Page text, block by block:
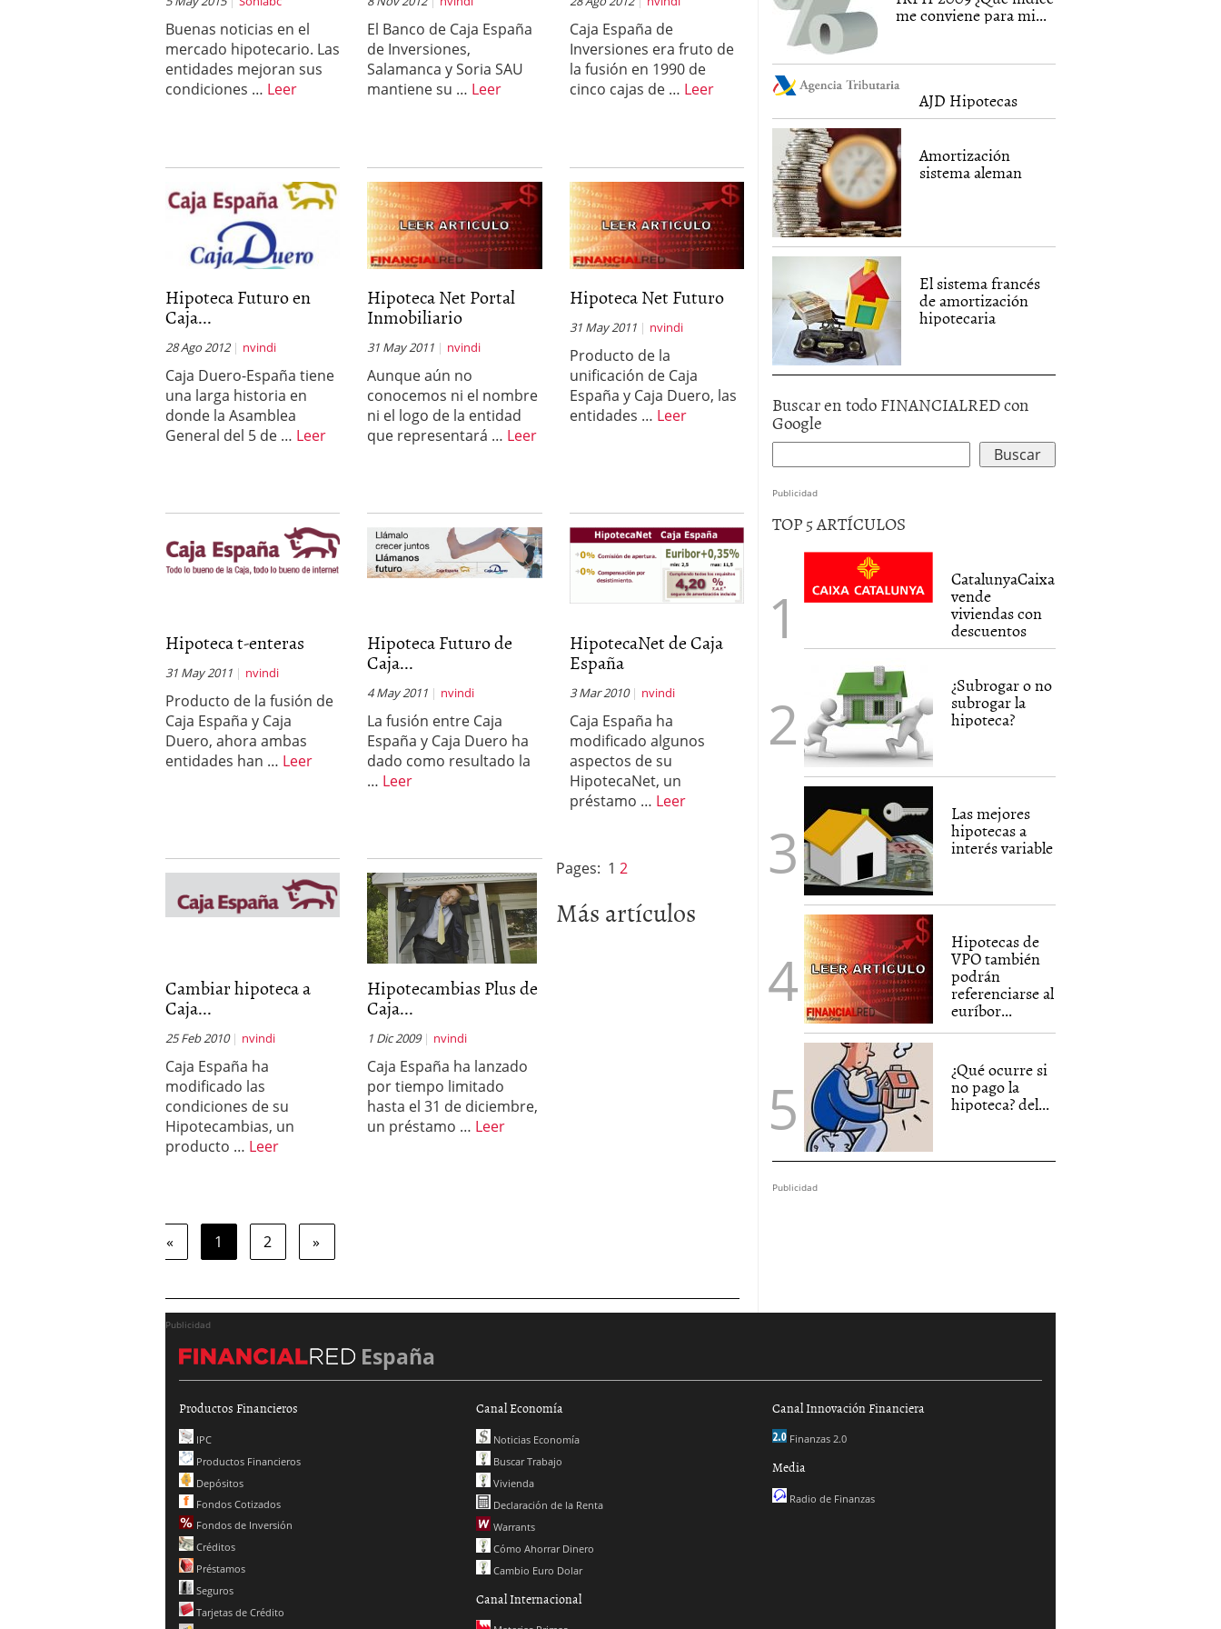
Buenas noticias en el
mercado hipotecario. Las
entidades mejoran sus
condiciones … Leer
El Banco de Caja España
de Inversiones,
Salamanca y Soria SAU
mantiene su … Leer
Caja España de
Inversiones era fruto de
la fusión en 1990 de
cinco cajas de … Leer
Hipoteca Futuro en
Caja...
28 Ago 2012 nvindi
Caja Duero-España tiene
una larga historia en
donde la Asamblea
General del 5 de … Leer
Hipoteca Net Portal
Inmobiliario
31 May 2011 nvindi
Aunque aún no
conocemos ni el nombre
ni el logo de la entidad
que representará … Leer
Hipoteca Net Futuro
31 May 2011 nvindi
Producto de la
unificación de Caja
España y Caja Duero, las
entidades … Leer
Hipoteca t-enteras
31 May 2011 nvindi
Producto de la fusión de
Caja España y Caja
Duero, ahora ambas
entidades han … Leer
Hipoteca Futuro de
Caja...
4 May 2011 nvindi
La fusión entre Caja
España y Caja Duero ha
dado como resultado la
… Leer
HipotecaNet de Caja
España
3 Mar 2010 nvindi
Caja España ha
modificado algunos
aspectos de su
HipotecaNet, un
préstamo … Leer
Cambiar hipoteca a
Caja...
25 Feb 2010 nvindi
Caja España ha
modificado las
condiciones de su
Hipotecambias, un
producto … Leer
Hipotecambias Plus de
Caja...
1 Dic 2009 nvindi
Caja España ha lanzado
por tiempo limitado
hasta el 31 de diciembre,
un préstamo … Leer
Pages: 1 2
Más artículos
« 1 2 »
me conviene para mi...
AJD Hipotecas
Amortización
sistema aleman
El sistema francés
de amortización
hipotecaria
Buscar en todo FINANCIALRED con
Google
Publicidad
TOP 5 ARTÍCULOS
CatalunyaCaixa
vende
viviendas con
descuentos
¿Subrogar o no
subrogar la
hipoteca?
Las mejores
hipotecas a
interés variable
Hipotecas de
VPO también
podrán
referenciarse al
euríbor...
¿Qué ocurre si
no pago la
hipoteca? del...
Publicidad
Publicidad
España
Productos Financieros
IPC
Productos Financieros
Depósitos
Fondos Cotizados
Fondos de Inversión
Créditos
Préstamos
Seguros
Tarjetas de Crédito
Canal Economía
Noticias Economía
Buscar Trabajo
Vivienda
Declaración de la Renta
Warrants
Cómo Ahorrar Dinero
Cambio Euro Dolar
Canal Internacional
Canal Innovación Financiera
Finanzas 2.0
Media
Radio de Finanzas